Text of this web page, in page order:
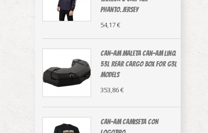
Phanto.Jersey
54,17 €
CAN-AM MALETA Can-Am LinQ
53L Rear Cargo Box For G3L
Models
353,86 €
CAN-AM CAMISETA CON